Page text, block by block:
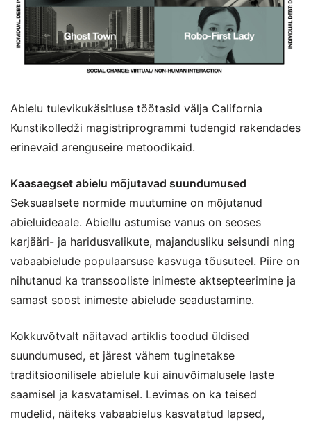
Abielu tulevikukäsitluse töötasid välja California
Kunstikolledži magistriprogrammi tudengid rakendades
erinevaid arenguseire metoodikaid.
Kaasaegset abielu mõjutavad suundumused
Seksuaalsete normide muutumine on mõjutanud
abieluideaale. Abiellu astumise vanus on seoses
karjääri- ja haridusvalikute, majandusliku seisundi ning
vabaabielude populaarsuse kasvuga tõusuteel. Piire on
nihutanud ka transsooliste inimeste aktsepteerimine ja
samast soost inimeste abielude seadustamine.
Kokkuvõtvalt näitavad artiklis toodud üldised
suundumused, et järest vähem tuginetakse
traditsioonilisele abielule kui ainuvõimalusele laste
saamisel ja kasvatamisel. Levimas on ka teised
mudelid, näiteks vabaabielus kasvatatud lapsed,